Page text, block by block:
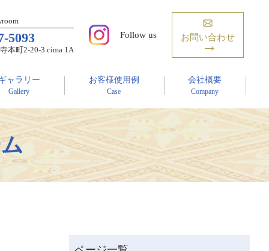
5093
本町2-20-3 cima 1A
Follow us お問い合わせ
ャラリー
Gallery
お客様使用例
Case
会社概要
Company